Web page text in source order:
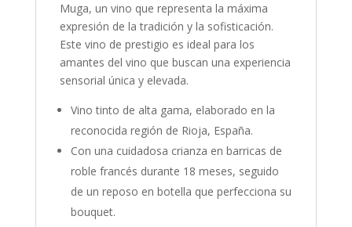
Muga, un vino que representa la máxima
expresión de la tradición y la sofisticación.
Este vino de prestigio es ideal para los
amantes del vino que buscan una experiencia
sensorial única y elevada.
Vino tinto de alta gama, elaborado en la
reconocida región de Rioja, España.
Con una cuidadosa crianza en barricas de
roble francés durante 18 meses, seguido
de un reposo en botella que perfecciona su
bouquet.